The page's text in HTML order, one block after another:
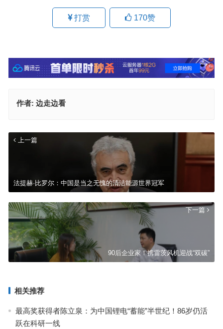
打赏 170赞
作者: 边走边看
上一篇
法提赫·比罗尔：中国是当之无愧的清洁能源世界冠军
下一篇
90后企业家！携雷茨风机迎战“双碳”
相关推荐
最高奖获得者陈立泉：为中国锂电“蓄能”半世纪！86岁仍活
跃在科研一线